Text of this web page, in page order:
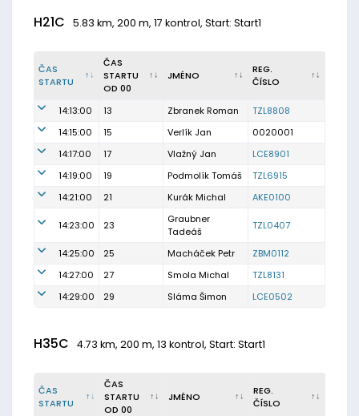
H21C 5.83 km, 200 m, 17 kontrol, Start: Start1
ČAS
STARTU
ČAS
STARTU
OD 00
JMÉNO
REG.
ČÍSLO
14:13:00 13 Zbranek Roman
TZL8808
14:15:00
15 Verlík Jan
0020001
14:17:00
17 Vlažný Jan
LCE8901
14:19:00
19 Podmolík Tomáš
TZL6915
14:21:00
21 Kurák Michal AKE0100
14:23:00 23
Graubner
Tadeáš
TZL0407
14:25:00 25 Macháček Petr
ZBM0112
14:27:00
27 Smola Michal
TZL8131
14:29:00
29 Sláma Šimon LCE0502
H35C 4.73 km, 200 m, 13 kontrol, Start: Start1
ČAS
STARTU
ČAS
STARTU
OD 00
JMÉNO
REG.
ČÍSLO